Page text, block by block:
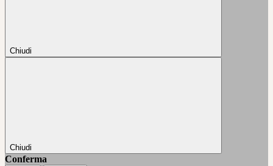
Chiudi
Chiudi
Conferma